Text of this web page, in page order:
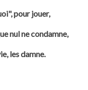
pour jouer,
nul ne condamne,
les damne.